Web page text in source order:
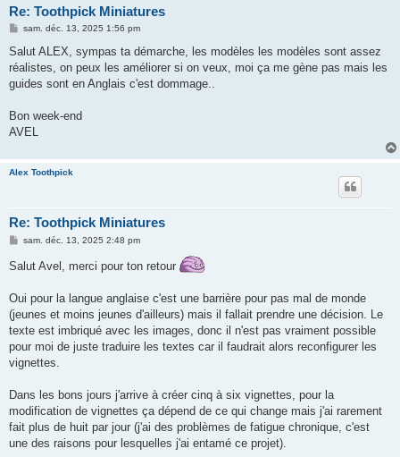
Re: Toothpick Miniatures
M
s
a
g
sam. déc. 13, 2025 1:56 pm
Salut ALEX, sympas ta démarche, les modèles les modèles sont assez
réalistes, on peux les améliorer si on veux, moi ça me gène pas mais les
guides sont en Anglais c'est dommage..
Bon week-end
AVEL
Alex Toothpick
Re: Toothpick Miniatures
M
s
s
g
e
sam. déc. 13, 2025 2:48 pm
Salut Avel, merci pour ton retour
Oui pour la langue anglaise c'est une barrière pour pas mal de monde
(jeunes et moins jeunes d'ailleurs) mais il fallait prendre une décision. Le
texte est imbriqué avec les images, donc il n'est pas vraiment possible
pour moi de juste traduire les textes car il faudrait alors reconfigurer les
vignettes.
Dans les bons jours j'arrive à créer cinq à six vignettes, pour la
modification de vignettes ça dépend de ce qui change mais j'ai rarement
fait plus de huit par jour (j'ai des problèmes de fatigue chronique, c'est
une des raisons pour lesquelles j'ai entamé ce projet).